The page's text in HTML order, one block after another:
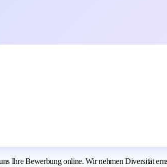
Ihre Bewerbung online. Wir nehmen Diversität